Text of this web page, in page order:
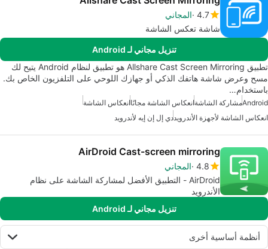
4.7 المجاني
شاشة تعكس الشاشة
تنزيل مجاني لـ Android
تطبيق Allshare Cast Screen Mirroring هو تطبيق لنظام Android يتيح لك
مسح وعرض شاشة هاتفك الذكي أو جهازك اللوحي على التلفزيون الخاص بك.
باستخدام…
Androidمشاركة الشاشةانعكاس الشاشة مجانًاانعكاس الشاشة
انعكاس الشاشة لأجهزة الأندرويددي إل إن إيه لأندرويد
AirDroid Cast-screen mirroring
4.8 المجاني
AirDroid - التطبيق الأفضل لمشاركة الشاشة على نظام
الأندرويد
تنزيل مجاني لـ Android
أنظمة أساسية أخرى